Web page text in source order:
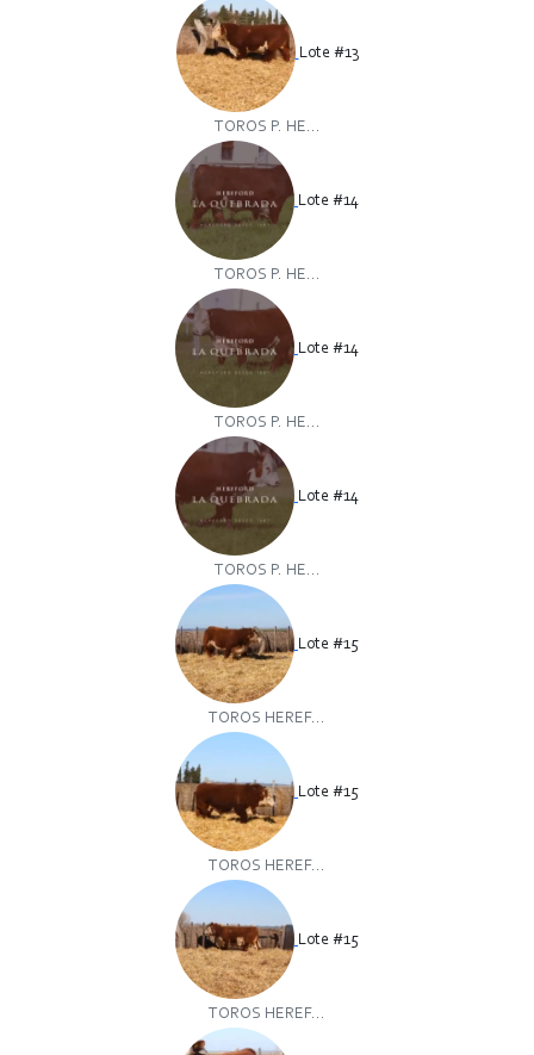
Lote #13
TOROS P. HE...
Lote #14
TOROS P. HE...
Lote #14
TOROS P. HE...
Lote #14
TOROS P. HE...
Lote #15
TOROS HEREF...
Lote #15
TOROS HEREF...
Lote #15
TOROS HEREF...